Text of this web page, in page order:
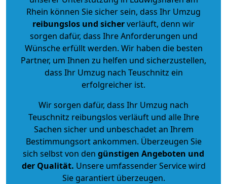
Rhein können Sie sicher sein, dass Ihr Umzug
reibungslos und sicherverläuft, denn wir
sorgen dafür, dass Ihre Anforderungen und
Wünsche erfüllt werden. Wir haben die besten
Partner, um Ihnen zu helfen und sicherzustellen,
dass Ihr Umzug nach Teuschnitz ein
erfolgreicher ist.
Wir sorgen dafür, dass Ihr Umzug nach
Teuschnitz reibungslos verläuft und alle Ihre
Sachen sicher und unbeschadet an Ihrem
Bestimmungsort ankommen. Überzeugen Sie
sich selbst von den günstigen Angeboten und
der Qualität. Unsere umfassender Service wird
Sie garantiert überzeugen.